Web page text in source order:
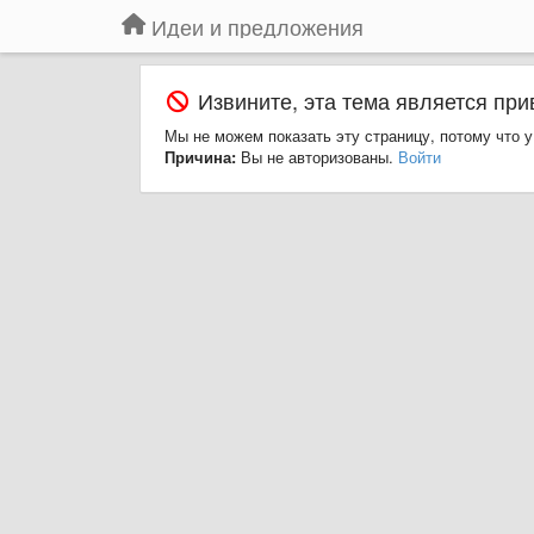
Идеи и предложения
Извините, эта тема является
Мы не можем показать эту страницу, потому что
Причина: Вы не авторизованы. Войти